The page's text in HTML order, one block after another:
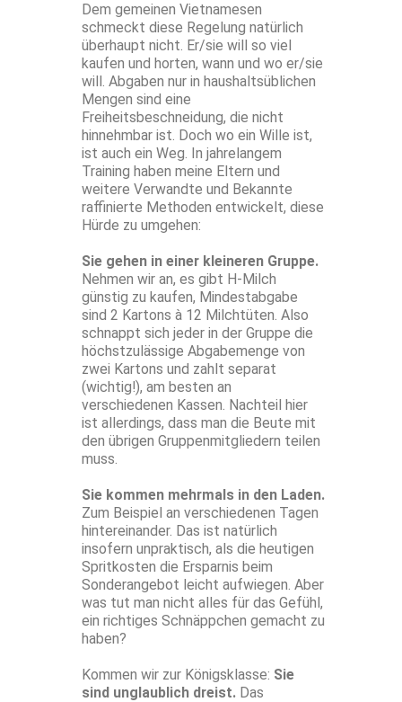
Dem gemeinen Vietnamesen
schmeckt diese Regelung natürlich
überhaupt nicht. Er/sie will so viel
kaufen und horten, wann und wo er/sie
will. Abgaben nur in haushaltsüblichen
Mengen sind eine
Freiheitsbeschneidung, die nicht
hinnehmbar ist. Doch wo ein Wille ist,
ist auch ein Weg. In jahrelangem
Training haben meine Eltern und
weitere Verwandte und Bekannte
raffinierte Methoden entwickelt, diese
Hürde zu umgehen:
Sie gehen in einer kleineren Gruppe.
Nehmen wir an, es gibt H-Milch
günstig zu kaufen, Mindestabgabe
sind 2 Kartons à 12 Milchtüten. Also
schnappt sich jeder in der Gruppe die
höchstzulässige Abgabemenge von
zwei Kartons und zahlt separat
(wichtig!), am besten an
verschiedenen Kassen. Nachteil hier
ist allerdings, dass man die Beute mit
den übrigen Gruppenmitgliedern teilen
muss.
Sie kommen mehrmals in den Laden.
Zum Beispiel an verschiedenen Tagen
hintereinander. Das ist natürlich
insofern unpraktisch, als die heutigen
Spritkosten die Ersparnis beim
Sonderangebot leicht aufwiegen. Aber
was tut man nicht alles für das Gefühl,
ein richtiges Schnäppchen gemacht zu
haben?
Kommen wir zur Königsklasse: Sie
sind unglaublich dreist. Das